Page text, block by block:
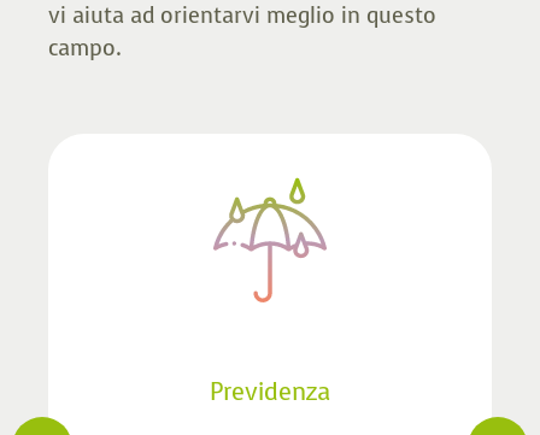
vi aiuta ad orientarvi meglio in questo
campo.
Previdenza